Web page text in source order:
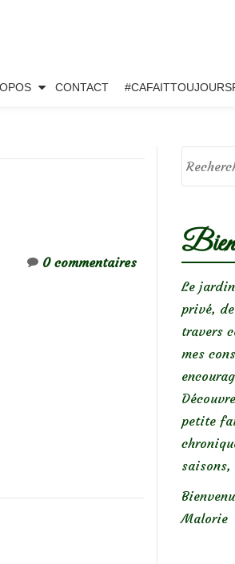
CONTACT
0 commentaires
Le
privé,
travers
mes
petite
Malorie